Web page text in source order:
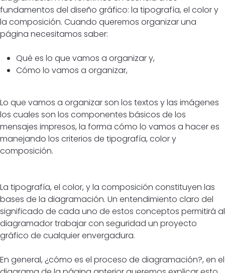
fundamentos del diseño gráfico: la tipografía, el color y
la composición. Cuando queremos organizar una
página necesitamos saber:
Qué es lo que vamos a organizar y,
Cómo lo vamos a organizar,
Lo que vamos a organizar son los textos y las imágenes
los cuales son los componentes básicos de los
mensajes impresos, la forma cómo lo vamos a hacer es
manejando los criterios de tipografía, color y
composición.
La tipografía, el color, y la composición constituyen las
bases de la diagramación. Un entendimiento claro del
significado de cada uno de estos conceptos permitirá al
diagramador trabajar con seguridad un proyecto
gráfico de cualquier envergadura.
En general, ¿cómo es el proceso de diagramación?, en el